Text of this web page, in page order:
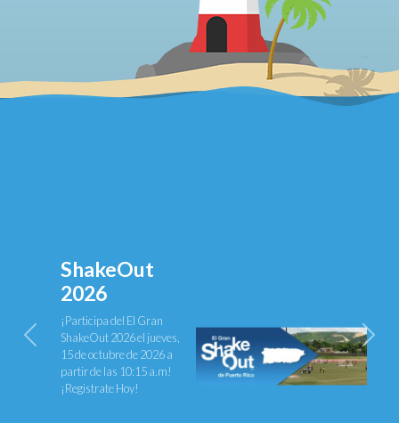
ShakeOut
2026
¡Participa del El Gran
ShakeOut 2026 el jueves,
15 de octubre de 2026 a
partir de las 10:15 a.m!
¡Registrate Hoy!
Previous Next